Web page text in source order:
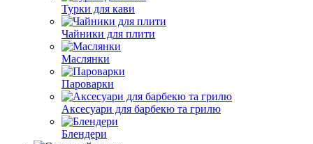
Турки для кави
Чайники для плити
Маслянки
Пароварки
Аксесуари для барбекю та грилю
Блендери